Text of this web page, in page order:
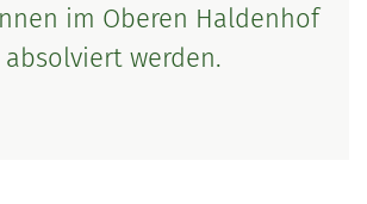
im Oberen Haldenhof
absolviert werden.